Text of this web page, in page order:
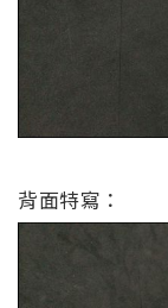
背面特寫：